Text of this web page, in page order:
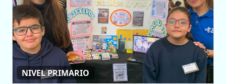
NIVEL PRIMARIO